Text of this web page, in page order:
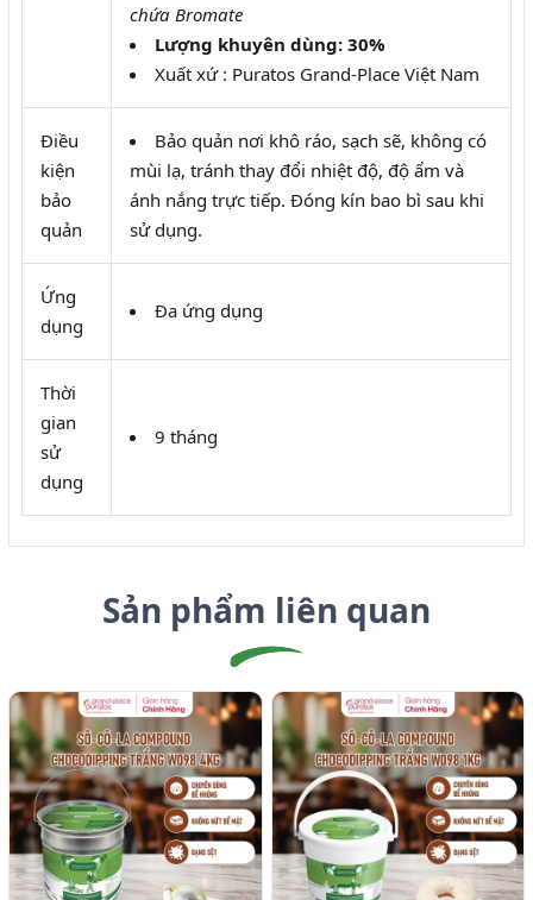
chứa Bromate
Lượng khuyên dùng: 30%
Xuất xứ : Puratos Grand-Place Việt Nam
Điều
kiện
bảo
quản
Bảo quản nơi khô ráo, sạch sẽ, không có
mùi lạ, tránh thay đổi nhiệt độ, độ ẩm và
ánh nắng trực tiếp. Đóng kín bao bì sau khi
sử dụng.
Ứng
dụng
Đa ứng dụng
Thời
gian
sử
dụng
9 tháng
Sản phẩm liên quan